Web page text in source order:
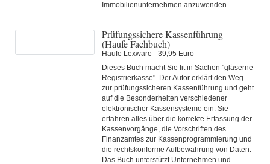
Immobilienunternehmen anzuwenden.
Prüfungssichere Kassenführung
(Haufe Fachbuch)
Haufe Lexware
39,95 Euro
Dieses Buch macht Sie fit in Sachen "gläserne
Registrierkasse". Der Autor erklärt den Weg
zur prüfungssicheren Kassenführung und geht
auf die Besonderheiten verschiedener
elektronischer Kassensysteme ein. Sie
erfahren alles über die korrekte Erfassung der
Kassenvorgänge, die Vorschriften des
Finanzamtes zur Kassenprogrammierung und
die rechtskonforme Aufbewahrung von Daten.
Das Buch unterstützt Unternehmen und